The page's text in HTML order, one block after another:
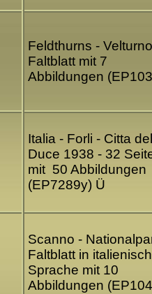
Feldthurns -
Faltblatt mit 7
Abbildungen
Italia - Forli - Citta del
Duce 1938 - 32
mit 50 Abbildungen
(EP7289y) Ü
Scanno -
Faltblatt in
Sprache mit 10
Abbildungen